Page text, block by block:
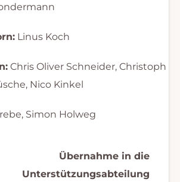
Linus Koch
Chris Oliver Schneider, Christoph
Nico Kinkel
Simon Holweg
Übernahme in die
Unterstützungsabteilung